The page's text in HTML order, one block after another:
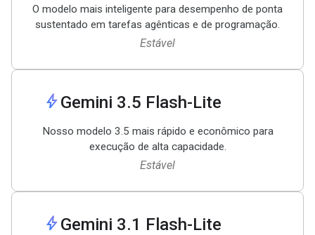
O modelo mais inteligente para desempenho de ponta
sustentado em tarefas agênticas e de programação.
Estável
boltGemini 3.5 Flash-Lite
Nosso modelo 3.5 mais rápido e econômico para
execução de alta capacidade.
Estável
boltGemini 3.1 Flash-Lite